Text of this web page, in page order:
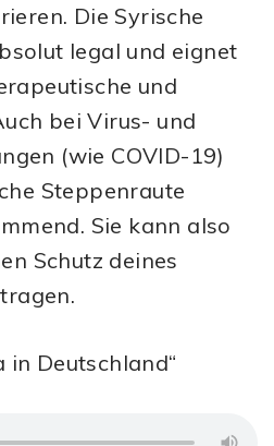
Die Syrische
legal und eignet
und
bei Virus- und
(wie COVID-19)
Steppenraute
Sie kann also
Schutz deines
in Deutschland“